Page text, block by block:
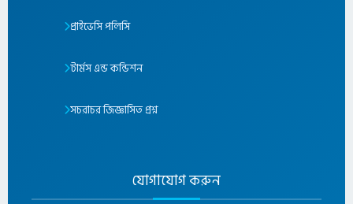
প্রাইভেসি পলিসি
টার্মস এন্ড কন্ডিশন
সচরাচর জিজ্ঞাসিত প্রশ্ন
যোগাযোগ করুন